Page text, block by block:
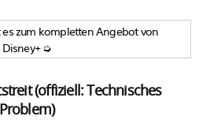
zum kompletten Angebot von
Disney+ ➭
(offiziell: Technisches
Problem)